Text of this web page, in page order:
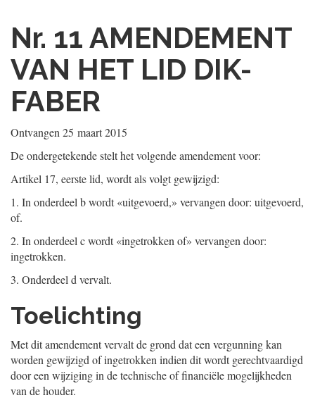
Nr. 11 AMENDEMENT
VAN HET LID DIK-
FABER
Ontvangen 25 maart 2015
De ondergetekende stelt het volgende amendement voor:
Artikel 17, eerste lid, wordt als volgt gewijzigd:
1. In onderdeel b wordt «uitgevoerd,» vervangen door: uitgevoerd,
of.
2. In onderdeel c wordt «ingetrokken of» vervangen door:
ingetrokken.
3. Onderdeel d vervalt.
Toelichting
Met dit amendement vervalt de grond dat een vergunning kan
worden gewijzigd of ingetrokken indien dit wordt gerechtvaardigd
door een wijziging in de technische of financiële mogelijkheden
van de houder.